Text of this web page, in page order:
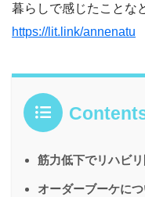
暮らしで感じたことな
https://lit.link/annenatu
筋力低下でリハビ
オーダーブーケに